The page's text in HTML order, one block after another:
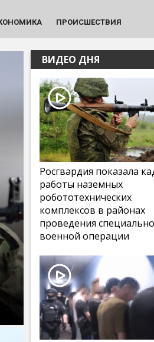
ПРОИСШЕСТВИЯ
ВИДЕО ДНЯ
Росгвардия показала
работы наземных
робототехнических
комплексов в районах
проведения
военной операции